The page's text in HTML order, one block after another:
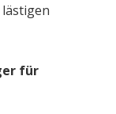
für